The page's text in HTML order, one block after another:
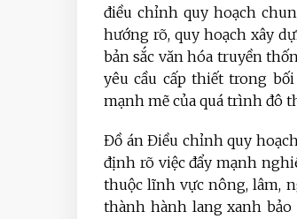
điều chỉnh quy hoạch
hướng rõ, quy hoạch xây
bản sắc văn hóa truyền
yêu cầu cấp thiết trong
mạnh mẽ của quá trình đô
Đồ án Điều chỉnh quy
định rõ việc đẩy mạnh
thuộc lĩnh vực nông, lâm,
thành hành lang xanh